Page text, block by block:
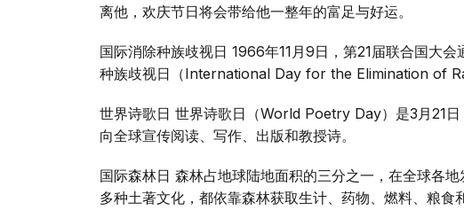
离他，欢庆节日将会带给他一整年的富足与好运。
国际消除种族歧视日 1966年11月9日，第21届联合国大
种族歧视日（International Day for the Elimination of
世界诗歌日 世界诗歌日（World Poetry Day）是3月21
向全球宣传阅读、写作、出版和教授诗。
国际森林日 森林占地球陆地面积的三分之一，在全球各
多种土著文化，都依靠森林获取生计、药物、燃料、粮食